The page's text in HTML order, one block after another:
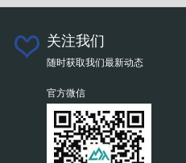
关注我们
随时获取我们最新动态
官方微信